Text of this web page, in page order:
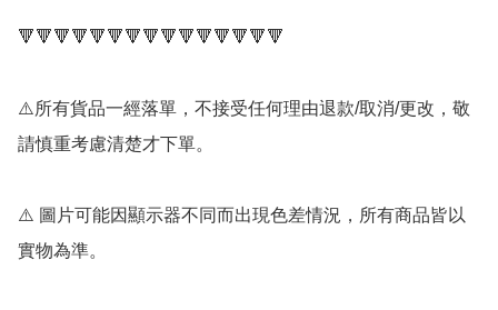
🔻🔻🔻🔻🔻🔻🔻🔻🔻🔻🔻🔻🔻🔻🔻
⚠️所有貨品一經落單，不接受任何理由退款/取消/更改，敬
請慎重考慮清楚才下單。
⚠️ 圖片可能因顯示器不同而出現色差情況，所有商品皆以
實物為準。